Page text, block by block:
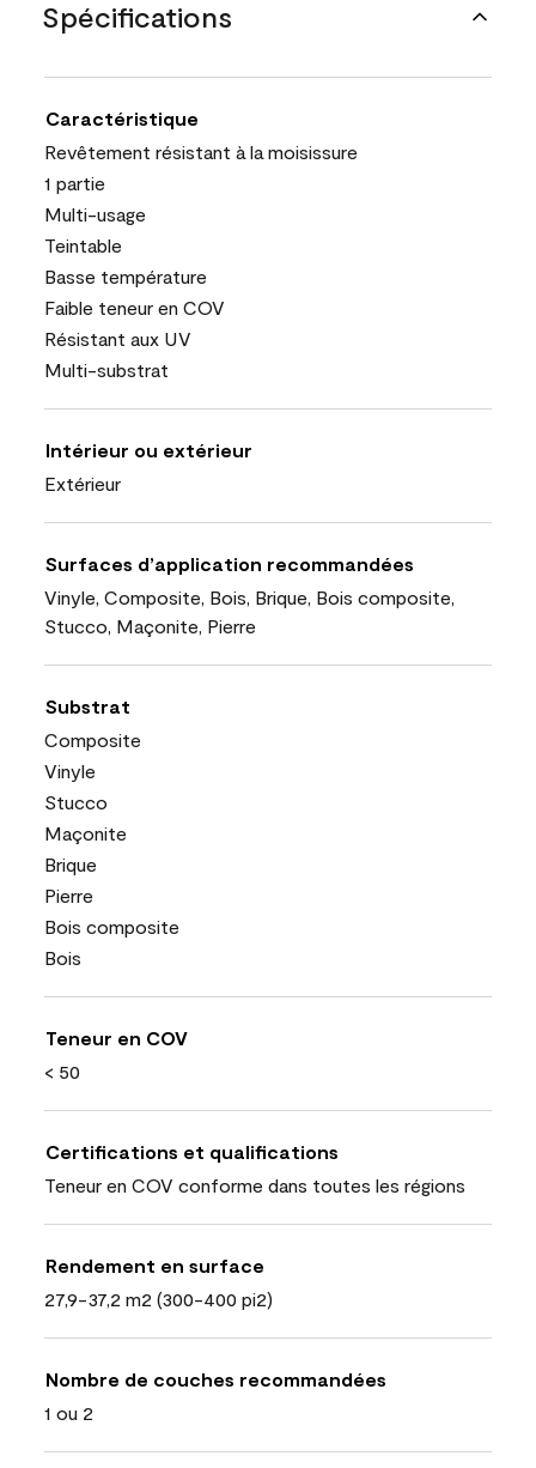
Spécifications
Caractéristique
Revêtement résistant à la moisissure
1 partie
Multi-usage
Teintable
Basse température
Faible teneur en COV
Résistant aux UV
Multi-substrat
Intérieur ou extérieur
Extérieur
Surfaces d’application recommandées
Vinyle, Composite, Bois, Brique, Bois composite,
Stucco, Maçonite, Pierre
Substrat
Composite
Vinyle
Stucco
Maçonite
Brique
Pierre
Bois composite
Bois
Teneur en COV
< 50
Certifications et qualifications
Teneur en COV conforme dans toutes les régions
Rendement en surface
27,9-37,2 m2 (300-400 pi2)
Nombre de couches recommandées
1 ou 2